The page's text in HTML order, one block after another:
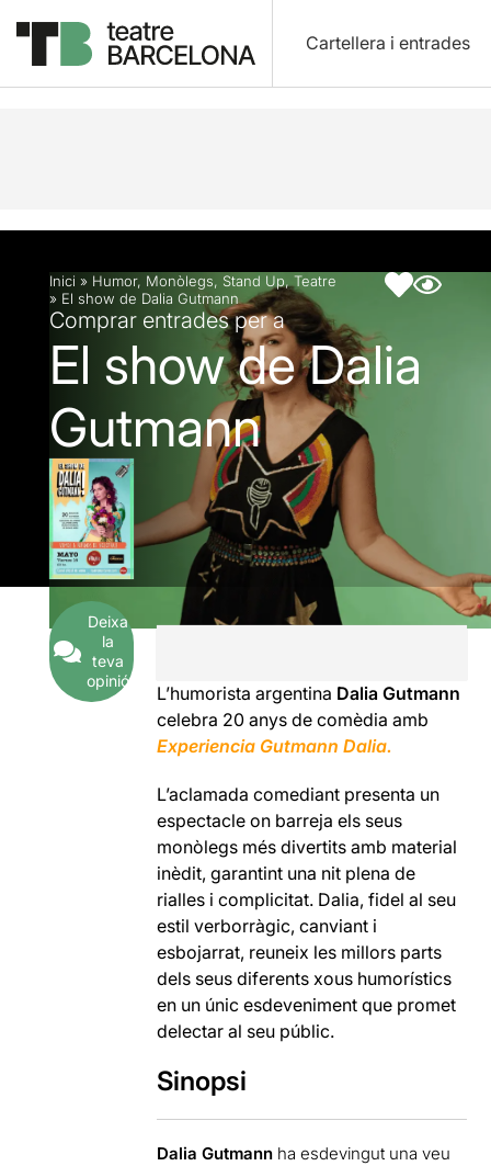
Cartellera i entrades
Descripció Fitxa artística
Inici » Humor, Monòlegs, Stand Up, Teatre
» El show de Dalia Gutmann
Comprar entrades per a
El show de Dalia
Gutmann
Deixa
la
teva
opinió
L’humorista argentina Dalia Gutmann
celebra 20 anys de comèdia amb
Experiencia Gutmann Dalia.
L’aclamada comediant presenta un
espectacle on barreja els seus
monòlegs més divertits amb material
inèdit, garantint una nit plena de
rialles i complicitat. Dalia, fidel al seu
estil verborràgic, canviant i
esbojarrat, reuneix les millors parts
dels seus diferents xous humorístics
en un únic esdeveniment que promet
delectar al seu públic.
Sinopsi
Dalia Gutmann ha esdevingut una veu